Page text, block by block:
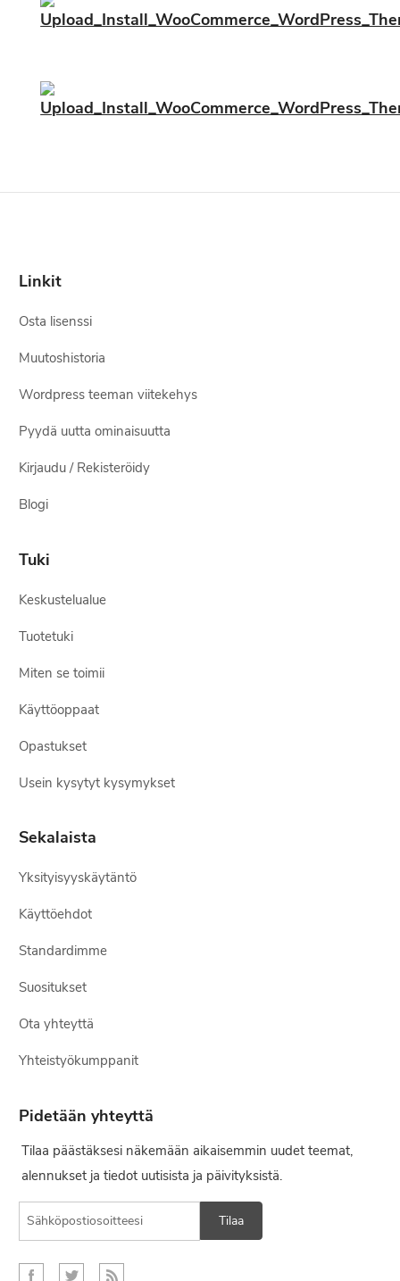
Linkit
Osta lisenssi
Muutoshistoria
Wordpress teeman viitekehys
Pyydä uutta ominaisuutta
Kirjaudu / Rekisteröidy
Blogi
Tuki
Keskustelualue
Tuotetuki
Miten se toimii
Käyttöoppaat
Opastukset
Usein kysytyt kysymykset
Sekalaista
Yksityisyyskäytäntö
Käyttöehdot
Standardimme
Suositukset
Ota yhteyttä
Yhteistyökumppanit
Pidetään yhteyttä
Tilaa päästäksesi näkemään aikaisemmin uudet teemat,
alennukset ja tiedot uutisista ja päivityksistä.
Tilaa